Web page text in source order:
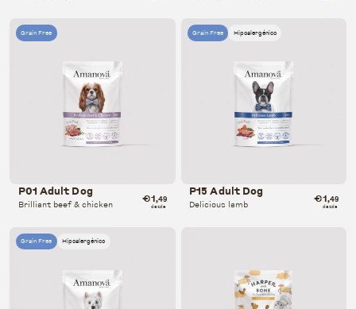
Grain Free
P01 Adult Dog
Brilliant beef & chicken desde
€1,49
Hipoalergénico
Grain Free
P15 Adult Dog
Delicious lamb desde
€1,49
Hipoalergénico
Grain Free